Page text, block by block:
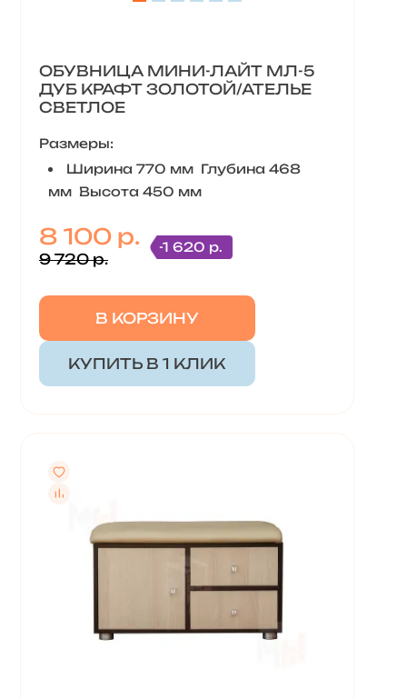
ОБУВНИЦА МИНИ-ЛАЙТ МЛ-5
ДУБ КРАФТ ЗОЛОТОЙ/АТЕЛЬЕ
СВЕТЛОЕ
Размеры:
Ширина 770 мм Глубина 468
мм Высота 450 мм
8 100 р.
9 720 р.
-1 620 р.
В КОРЗИНУ
КУПИТЬ В 1 КЛИК